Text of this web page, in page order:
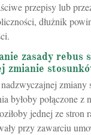
przepisy lub
dłużnik
zasady rebus
zmianie
zmiany
byłoby połączone z
jednej ze stron
przy zawarciu